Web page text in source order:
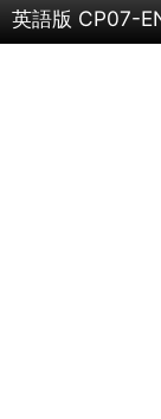
英語版 CP07-